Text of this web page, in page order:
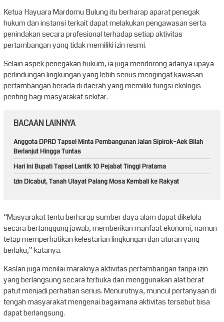
Ketua Hayuara Mardomu Bulung itu berharap aparat penegak
hukum dan instansi terkait dapat melakukan pengawasan serta
penindakan secara profesional terhadap setiap aktivitas
pertambangan yang tidak memiliki izin resmi.
Selain aspek penegakan hukum, ia juga mendorong adanya upaya
perlindungan lingkungan yang lebih serius mengingat kawasan
pertambangan berada di daerah yang memiliki fungsi ekologis
penting bagi masyarakat sekitar.
BACAAN LAINNYA
Anggota DPRD Tapsel Minta Pembangunan Jalan Sipirok–Aek Bilah
Berlanjut Hingga Tuntas
Hari Ini Bupati Tapsel Lantik 10 Pejabat Tinggi Pratama
Izin Dicabut, Tanah Ulayat Palang Mosa Kembali ke Rakyat
“Masyarakat tentu berharap sumber daya alam dapat dikelola
secara bertanggung jawab, memberikan manfaat ekonomi, namun
tetap memperhatikan kelestarian lingkungan dan aturan yang
berlaku,” katanya.
Kaslan juga menilai maraknya aktivitas pertambangan tanpa izin
yang berlangsung secara terbuka dan menggunakan alat berat
patut menjadi perhatian serius. Menurutnya, muncul pertanyaan di
tengah masyarakat mengenai bagaimana aktivitas tersebut bisa
dapat berlangsung.